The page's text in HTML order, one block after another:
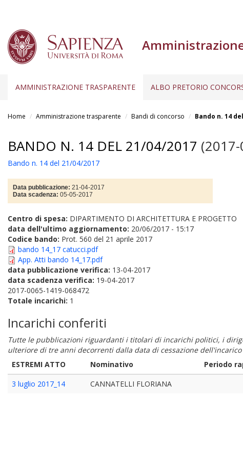
AMMINISTRAZIONE TRASPARENTE ALBO PRETORIO
Home Amministrazione trasparente Bandi di concorso Bando n. 14
BANDO N. 14 DEL 21/04/2017
Bando n. 14 del 21/04/2017
Data pubblicazione: 21-04-2017
Data scadenza: 05-05-2017
Centro di spesa: DIPARTIMENTO DI ARCHITETTURA E PROGETTO
data dell'ultimo aggiornamento: 20/06/2017 - 15:17
Codice bando: Prot. 560 del 21 aprile 2017
bando 14_17 catucci.pdf
App. Atti bando 14_17.pdf
data pubblicazione verifica: 13-04-2017
data scadenza verifica: 19-04-2017
2017-0065-1419-068472
Totale incarichi: 1
Incarichi conferiti
Tutte le pubblicazioni riguardanti i titolari di incarichi politici, i
ulteriore di tre anni decorrenti dalla data di cessazione
ESTREMI ATTO
Nominativo Periodo
3 luglio 2017_14
CANNATELLI FLORIANA